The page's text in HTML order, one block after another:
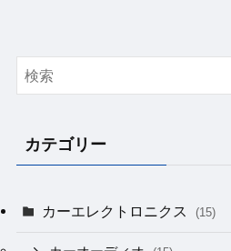
カテゴリー
カーエレクトロニクス (15)